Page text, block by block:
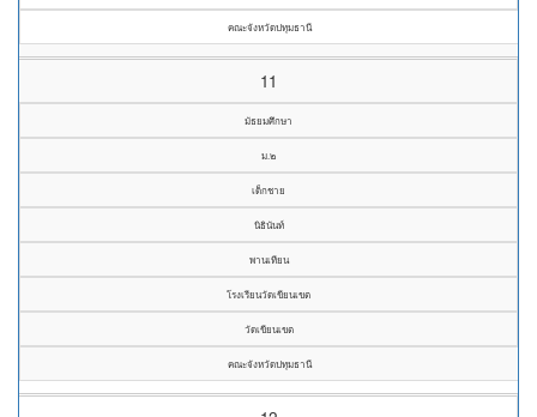
คณะจังหวัดปทุมธานี
11
มัธยมศึกษา
ม.๒
เด็กชาย
นิธินันท์
พานเทียน
โรงเรียนวัดเขียนเขต
วัดเขียนเขต
คณะจังหวัดปทุมธานี